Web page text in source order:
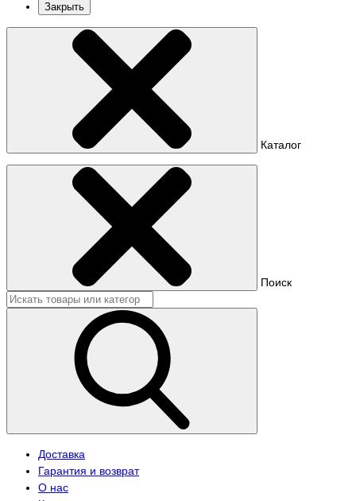
Закрыть
Каталог
Поиск
Доставка
Гарантия и возврат
О нас